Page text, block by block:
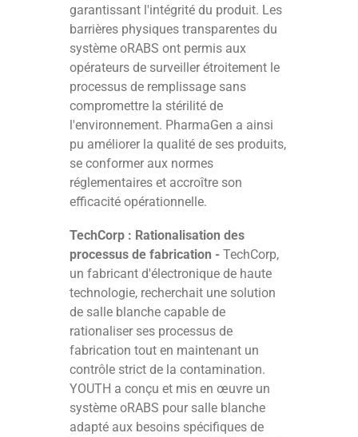
garantissant l'intégrité du produit. Les
barrières physiques transparentes du
système oRABS ont permis aux
opérateurs de surveiller étroitement le
processus de remplissage sans
compromettre la stérilité de
l'environnement. PharmaGen a ainsi
pu améliorer la qualité de ses produits,
se conformer aux normes
réglementaires et accroître son
efficacité opérationnelle.
TechCorp : Rationalisation des
processus de fabrication -TechCorp,
un fabricant d'électronique de haute
technologie, recherchait une solution
de salle blanche capable de
rationaliser ses processus de
fabrication tout en maintenant un
contrôle strict de la contamination.
YOUTH a conçu et mis en œuvre un
système oRABS pour salle blanche
adapté aux besoins spécifiques de